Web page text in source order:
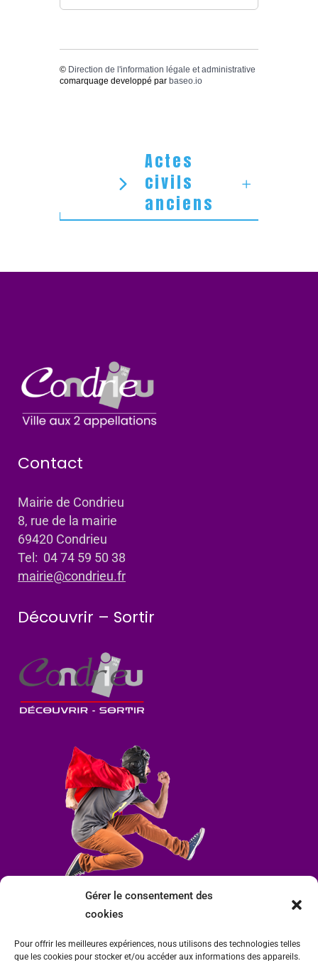
Gérer le consentement des
cookies
Pour offrir les meilleures expériences, nous utilisons des technologies telles
que les cookies pour stocker et/ou accéder aux informations des appareils.
© Direction de l'information légale et administrative
comarquage developpé par baseo.io
Actes
civils
anciens
Contact
Mairie de Condrieu
8, rue de la mairie
69420 Condrieu
Tel: 04 74 59 50 38
mairie@condrieu.fr
Découvrir – Sortir